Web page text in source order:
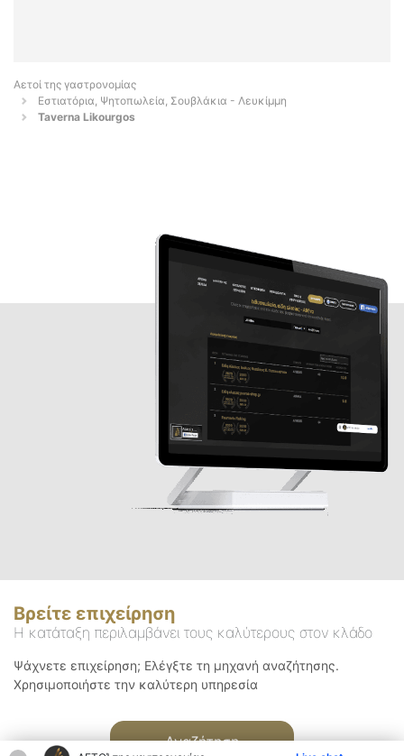
Αετοί της γαστρονομίας
Εστιατόρια, Ψητοπωλεία, Σουβλάκια - Λευκίμμη
Taverna Likourgos
Βρείτε επιχείρηση
Η κατάταξη περιλαμβάνει τους καλύτερους στον κλάδο
Ψάχνετε επιχείρηση; Ελέγξτε τη μηχανή αναζήτησης.
Χρησιμοποιήστε την καλύτερη υπηρεσία
Αναζήτηση